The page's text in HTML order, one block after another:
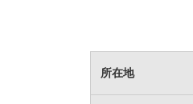
所在地